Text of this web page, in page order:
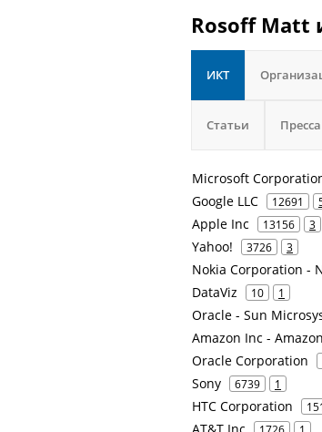
Rosoff Matt
ИКТ
Статьи Пресса
Microsoft
Google LLC 12691
Apple Inc 13156 3
Yahoo! 3726 3
Nokia Corporation -
DataViz 10 1
Oracle - Sun
Amazon Inc -
Oracle Corporation
Sony 6739 1
HTC Corporation